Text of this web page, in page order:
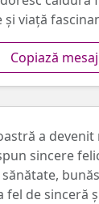
viață
Copiază
a devenit
sincere
de sinceră